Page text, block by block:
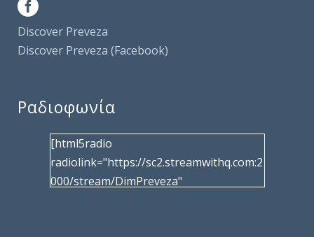
Discover Preveza
Discover Preveza (Facebook)
Ραδιοφωνία
[html5radio
radiolink="https://sc2.streamwithq.com:2
000/stream/DimPreveza"